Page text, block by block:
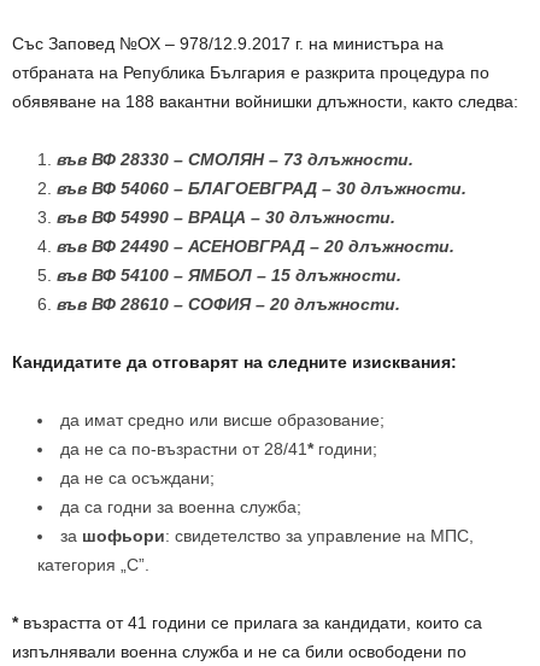
Със Заповед №ОХ – 978/12.9.2017 г. на министъра на
отбраната на Република България е разкрита процедура по
обявяване на 188 вакантни войнишки длъжности, както следва:
във ВФ 28330 – СМОЛЯН– 73 длъжности.
във ВФ 54060 – БЛАГОЕВГРАД – 30 длъжности.
във ВФ 54990 – ВРАЦА – 30 длъжности.
във ВФ 24490 – АСЕНОВГРАД – 20 длъжности.
във ВФ 54100 – ЯМБОЛ – 15 длъжности.
във ВФ 28610 – СОФИЯ– 20 длъжности.
Кандидатите да отговарят на следните изисквания:
да имат средно или висше образование;
да не са по-възрастни от 28/41*години;
да не са осъждани;
да са годни за военна служба;
за шофьори: свидетелство за управление на МПС,
категория „С”.
*възрастта от 41 години се прилага за кандидати, които са
изпълнявали военна служба и не са били освободени по